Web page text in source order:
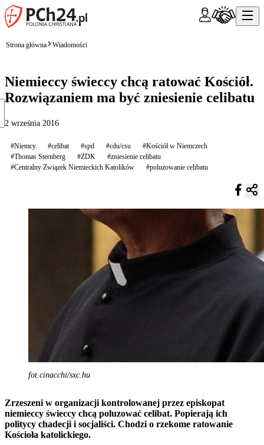
Strona główna Wiadomości
Niemieccy świeccy chcą ratować Kościół.
Rozwiązaniem ma być zniesienie celibatu
2 września 2016
#Niemcy #celibat #spd #cdu/csu
#Kościół w Niemczech
#Thomas Sternberg
#ZDK
#zniesienie celibatu
#Centralny Związek Niemieckich Katolików
#poluzowanie celibatu
fot.cinacchi/sxc.hu
Zrzeszeni w organizacji kontrolowanej przez episkopat
niemieccy świeccy chcą poluzować celibat. Popierają ich
politycy chadecji i socjaliści. Chodzi o rzekome ratowanie
Kościoła katolickiego.